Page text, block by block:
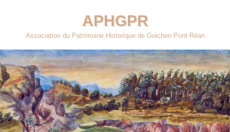
contenu
APHGPR
Association du Patrimoine Historique de Guichen Pont-Réan